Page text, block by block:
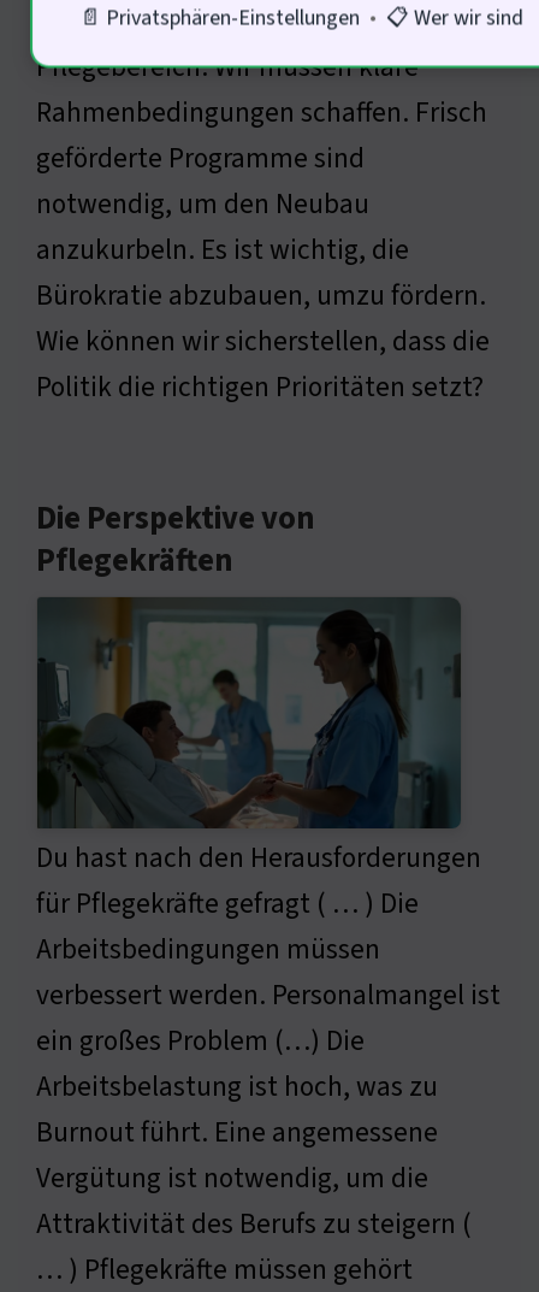
für die Herausforderungen im
Pflegebereich. Wir müssen klare
Rahmenbedingungen schaffen. Frisch
geförderte Programme sind
notwendig, um den Neubau
anzukurbeln. Es ist wichtig, die
Bürokratie abzubauen, umzu fördern.
Wie können wir sicherstellen, dass die
Politik die richtigen Prioritäten setzt?
Die Perspektive von
Pflegekräften
Du hast nach den Herausforderungen
für Pflegekräfte gefragt ( … ) Die
Arbeitsbedingungen müssen
verbessert werden. Personalmangel ist
ein großes Problem (…) Die
Arbeitsbelastung ist hoch, was zu
Burnout führt. Eine angemessene
Vergütung ist notwendig, um die
Attraktivität des Berufs zu steigern (
… ) Pflegekräfte müssen gehört
📄 Privatsphären-Einstellungen • 📋 Wer wir sind